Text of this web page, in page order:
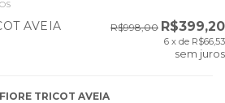
AVEIA R$998,00 R$399,20
6 x de R$66,53
sem juros
TRICOT AVEIA